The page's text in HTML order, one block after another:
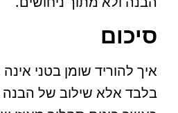
סיכום
איך להוריד שומן בטני
בלבד אלא שילוב של